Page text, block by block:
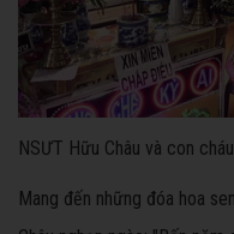
NSƯT Hữu Châu và con
Mang đến những đóa hoa